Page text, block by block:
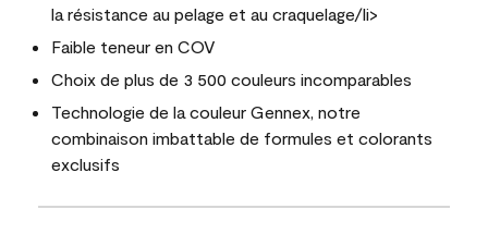
la résistance au pelage et au craquelage/li>
Faible teneur en COV
Choix de plus de 3 500 couleurs incomparables
Technologie de la couleur Gennex, notre
combinaison imbattable de formules et colorants
exclusifs